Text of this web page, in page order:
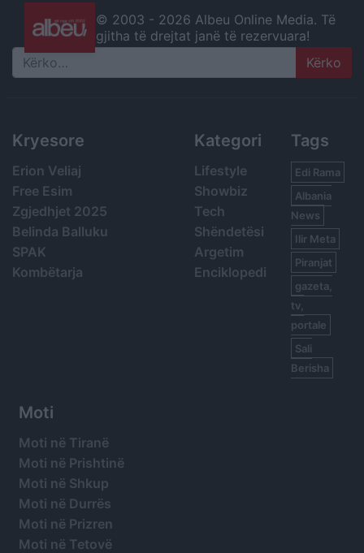
© 2003 - 2026 Albeu Online Media. Të
gjitha të drejtat janë të rezervuara!
Search
Kryesore
Erion Veliaj
Free Esim
Zgjedhjet 2025
Belinda Balluku
SPAK
Kombëtarja
Kategori
Lifestyle
Showbiz
Tech
Shëndetësi
Argetim
Enciklopedi
Tags
Edi Rama
Albania
News
Ilir Meta
Piranjat
gazeta,
tv,
portale
Sali
Berisha
Moti
Moti në Tiranë
Moti në Prishtinë
Moti në Shkup
Moti në Durrës
Moti në Prizren
Moti në Tetovë